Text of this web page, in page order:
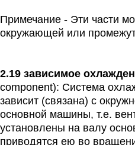
Примечание - Эти части
окружающей или
2.19 зависимое
component): Система
зависит (связана) с
основной машины, т.е.
установлены на валу
приводятся ею во